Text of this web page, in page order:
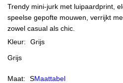
prijs
Trendy mini-jurk met luipaardprint,
speelse gepofte mouwen, verrijkt
zowel casual als chic.
Kleur:
Grijs
Grijs
Maat: SMaattabel